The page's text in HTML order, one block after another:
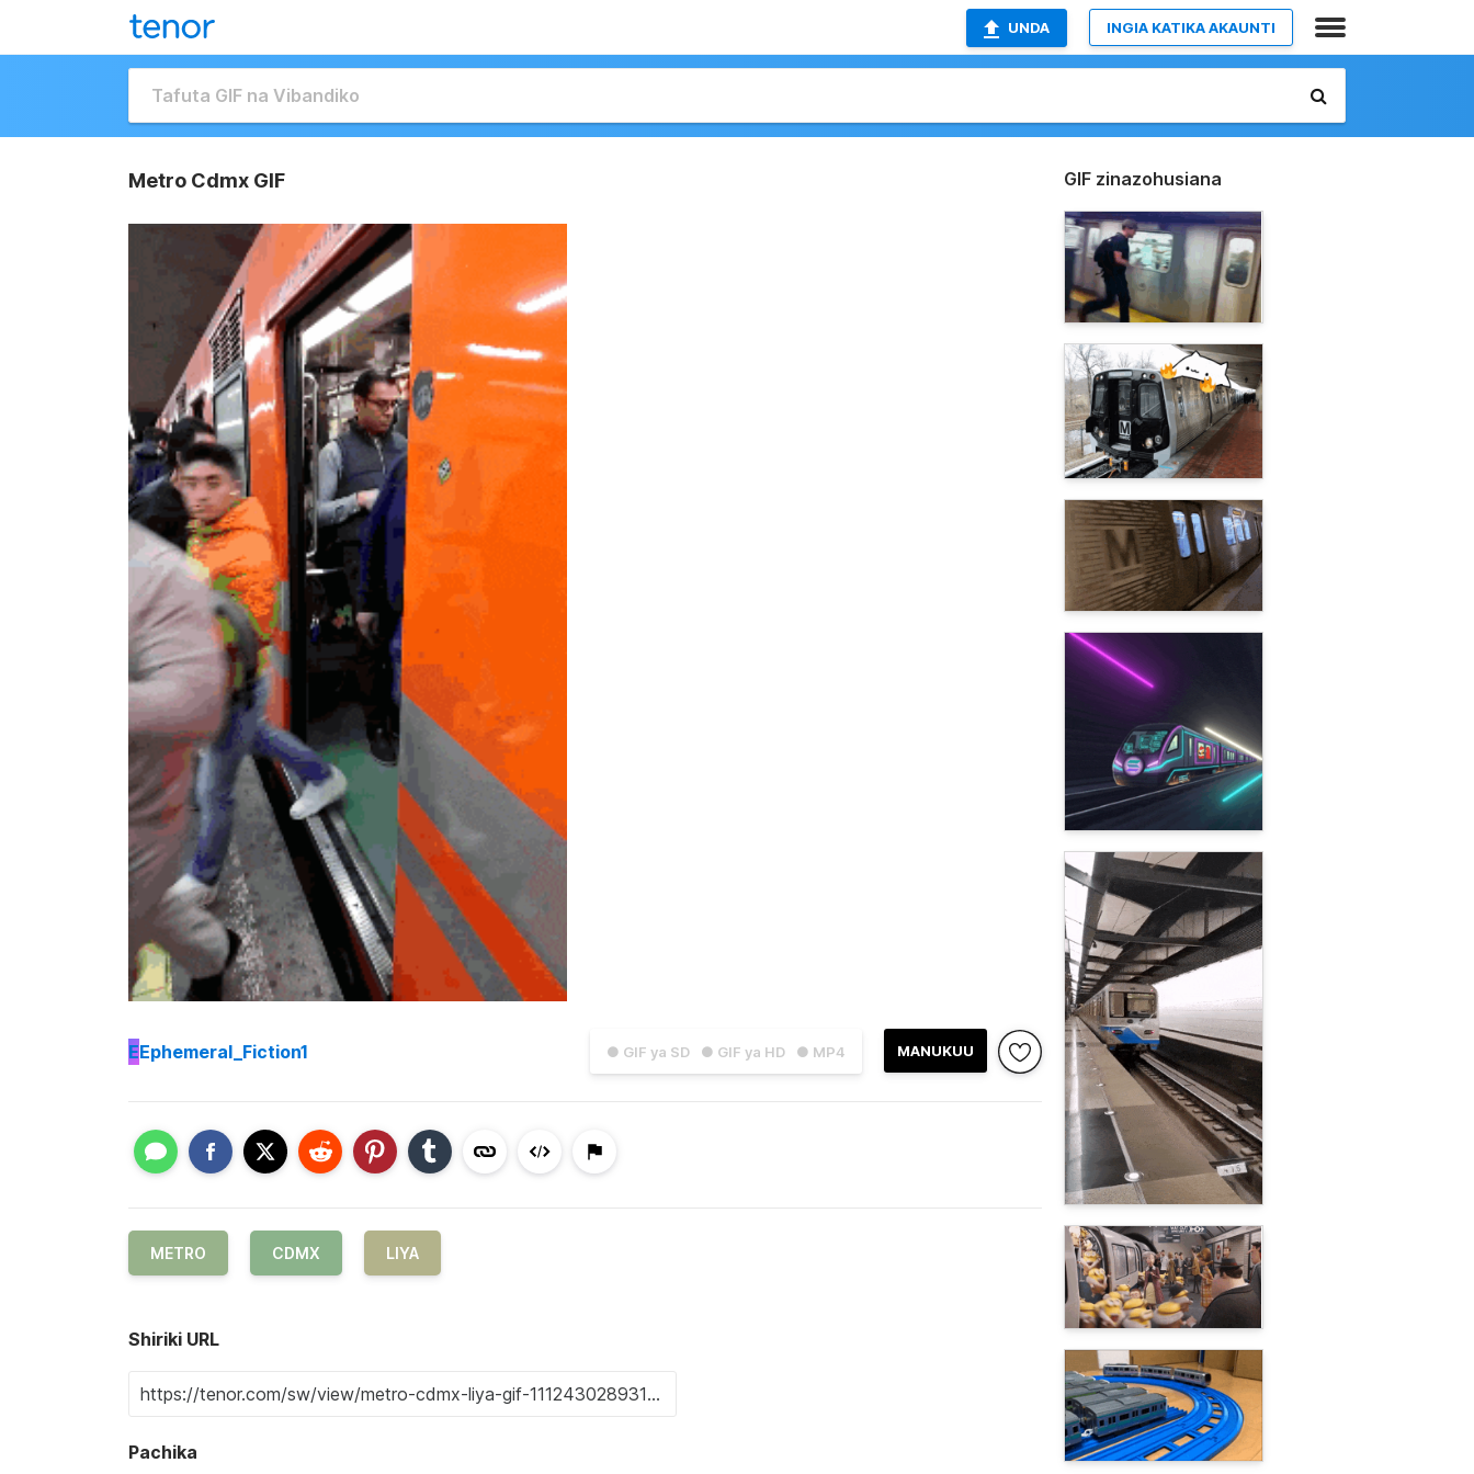
UNDA INGIA KATIKA AKAUNTI
Metro Cdmx GIF
● GIF ya SD ● GIF ya HD ● MP4 MANUKUU
EEphemeral_Fiction1
METRO CDMX LIYA
Shiriki URL
Pachika
GIF zinazohusiana